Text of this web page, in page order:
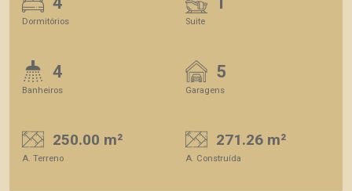
Dormitórios Suite
4
Banheiros
5
Garagens
250.00 m²
A. Terreno
271.26 m²
A. Construída